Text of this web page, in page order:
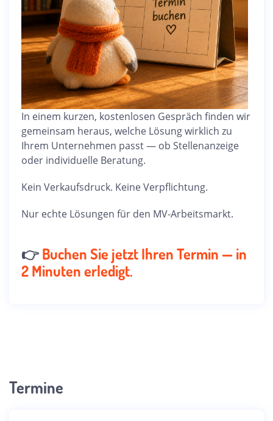
In einem kurzen, kostenlosen Gespräch finden wir
gemeinsam heraus, welche Lösung wirklich zu
Ihrem Unternehmen passt — ob Stellenanzeige
oder individuelle Beratung.
Kein Verkaufsdruck. Keine Verpflichtung.
Nur echte Lösungen für den MV-Arbeitsmarkt.
👉Buchen Sie jetzt Ihren Termin — in
2 Minuten erledigt.
Termine